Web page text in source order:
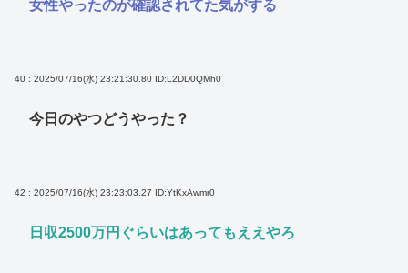
女性やったのが確認されてた気がする
40 : 2025/07/16(水) 23:21:30.80 ID:L2DD0QMh0
今日のやつどうやった？
42 : 2025/07/16(水) 23:23:03.27 ID:YtKxAwmr0
日収2500万円ぐらいはあってもええやろ